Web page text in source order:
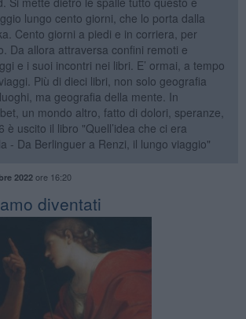
lungo cento giorni, che lo porta dalla
Cento giorni a piedi e in corriera, per
Da allora attraversa confini remoti e
e i suoi incontri nei libri. E’ ormai, a tempo
Più di dieci libri, non solo geografia
ma geografia della mente. In
un mondo altro, fatto di dolori, speranze,
è uscito il libro "Quell’idea che ci era
- Da Berlinguer a Renzi, il lungo viaggio"
2022ore 16:20
diventati